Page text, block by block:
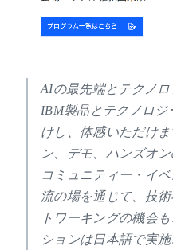
AIの最先端とテクノ
IBM製品とテクノロ
けし、体感いただけ
ン、デモ、ハンズオ
コミュニティー・イ
流の場を通じて、技
トワーキングの機会
ションは日本語で実施